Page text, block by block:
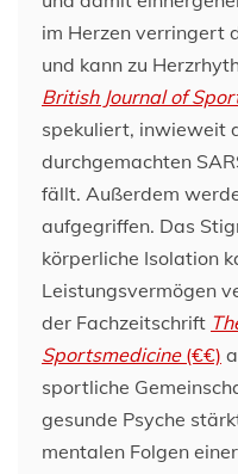
im Herzen verringert
und kann zu
British Journal of
spekuliert, inwieweit
durchgemachten
fällt. Außerdem
aufgegriffen. Das
körperliche Isolation
Leistungsvermögen
der Fachzeitschrift
Sportsmedicine(€€)
sportliche
gesunde Psyche
mentalen Folgen